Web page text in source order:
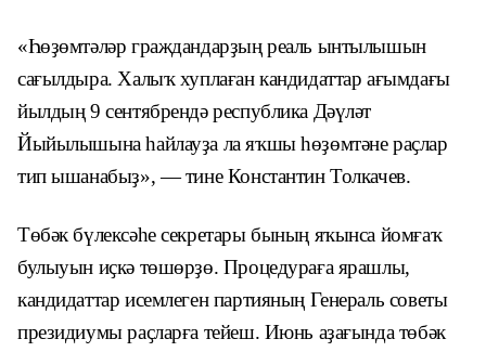
«Һөҙөмтәләр граждандарҙың реаль ынтылышын
сағылдыра. Халыҡ хуплаған кандидаттар ағымдағы
йылдың 9 сентябрендә республика Дәүләт
Йыйылышына һайлауҙа ла яҡшы һөҙөмтәне раҫлар
тип ышанабыҙ», — тине Константин Толкачев.
Төбәк бүлексәһе секретары бының яҡынса йомғаҡ
булыуын иҫкә төшөрҙө. Процедураға ярашлы,
кандидаттар исемлеген партияның Генераль советы
президиумы раҫларға тейеш. Июнь аҙағында төбәк